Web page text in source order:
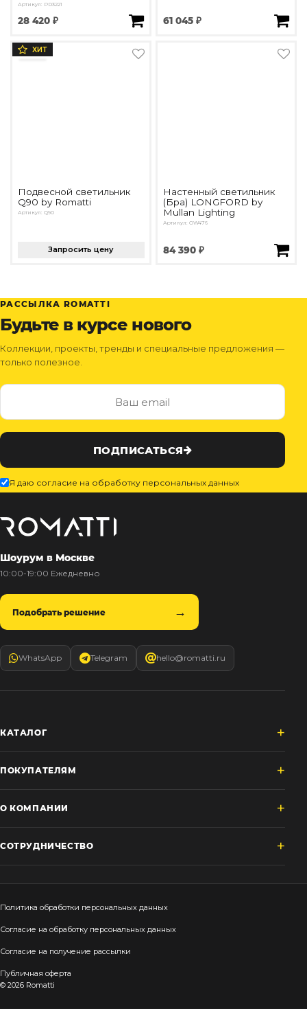
Артикул: PD3221
28 420 ₽ 61 045 ₽
ХИТ
Подвесной светильник
Q90 by Romatti
Артикул: Q90
Запросить цену
Настенный светильник
(Бра) LONGFORD by
Mullan Lighting
Артикул: OW476
84 390 ₽
РАССЫЛКА ROMATTI
Будьте в курсе нового
Коллекции, проекты, тренды и специальные предложения —
только полезное.
ПОДПИСАТЬСЯ
Я даю согласие на обработку персональных данных
Шоурум в Москве
10:00-19:00 Ежедневно
Подобрать решение
WhatsApp Telegram hello@romatti.ru
КАТАЛОГ
ПОКУПАТЕЛЯМ
О КОМПАНИИ
СОТРУДНИЧЕСТВО
Политика обработки персональных данных
Согласие на обработку персональных данных
Согласие на получение рассылки
Публичная оферта
© 2026 Romatti